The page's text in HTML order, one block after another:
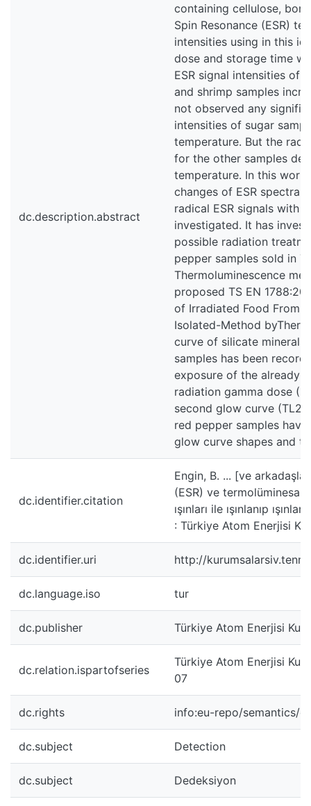
dc.description.abstract
containing cellulose,
Spin Resonance (ESR)
intensities using in this
dose and storage time
ESR signal intensities of
and shrimp samples
not observed any
intensities of sugar
temperature. But the
for the other samples
temperature. In this
changes of ESR spectral
radical ESR signals with
investigated. It has
possible radiation
pepper samples sold in
Thermoluminescence
proposed TS EN
of Irradiated Food From
Isolated-Method
curve of silicate
samples has been
exposure of the already
radiation gamma dose
second glow curve
red pepper samples
glow curve shapes and
dc.identifier.citation
Engin, B. ... [ve
(ESR) ve
ışınları ile ışınlanıp
: Türkiye Atom Enerjisi
dc.identifier.uri http://
dc.language.iso tur
dc.publisher Türkiye Atom Enerjisi
dc.relation.ispartofseries
Türkiye Atom Enerjisi
07
dc.rights info:eu-repo/semantics/
dc.subject Detection
dc.subject Dedeksiyon